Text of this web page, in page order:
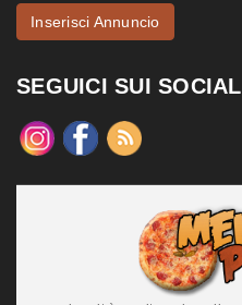
Inserisci Annuncio
SEGUICI SUI SOCIAL